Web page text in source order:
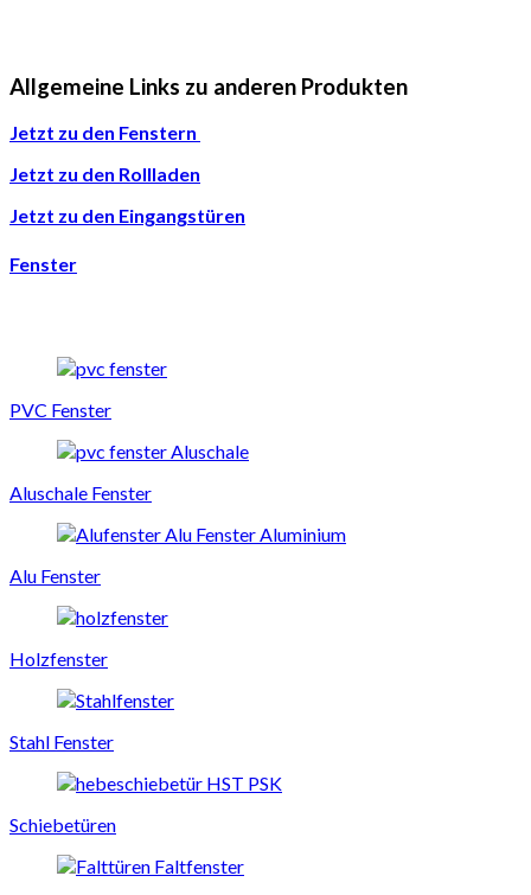
Allgemeine Links zu anderen Produkten
Jetzt zu den Fenstern
Jetzt zu den Rollladen
Jetzt zu den Eingangstüren
Fenster
PVC Fenster
Aluschale Fenster
Alu Fenster
Holzfenster
Stahl Fenster
Schiebetüren